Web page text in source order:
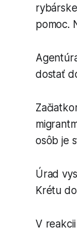
pomoc.
dostať
osôb je
Úrad
Krétu
V